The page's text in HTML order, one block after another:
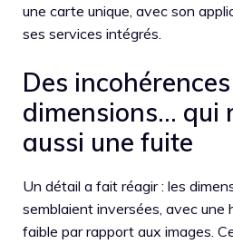
une carte unique, avec son
ses services intégrés.
Des
dimensions… qui
aussi une fuite
Un détail a fait réagir : les
semblaient inversées, avec une
faible par rapport aux images.